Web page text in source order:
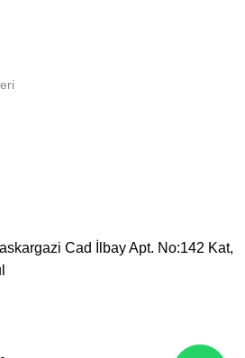
Cad İlbay Apt. No:142 Kat,